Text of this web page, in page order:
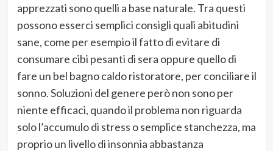
apprezzati sono quelli a base naturale. Tra questi
possono esserci semplici consigli quali abitudini
sane, come per esempio il fatto di evitare di
consumare cibi pesanti di sera oppure quello di
fare un bel bagno caldo ristoratore, per conciliare il
sonno. Soluzioni del genere però non sono per
niente efficaci, quando il problema non riguarda
solo l’accumulo di stress o semplice stanchezza, ma
proprio un livello di insonnia abbastanza